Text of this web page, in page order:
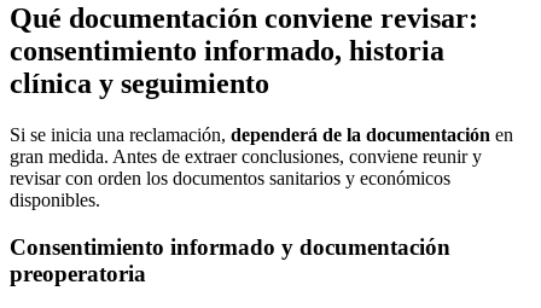
Qué documentación conviene revisar:
consentimiento informado, historia
clínica y seguimiento
Si se inicia una reclamación, dependerá de la documentación en
gran medida. Antes de extraer conclusiones, conviene reunir y
revisar con orden los documentos sanitarios y económicos
disponibles.
Consentimiento informado y documentación
preoperatoria